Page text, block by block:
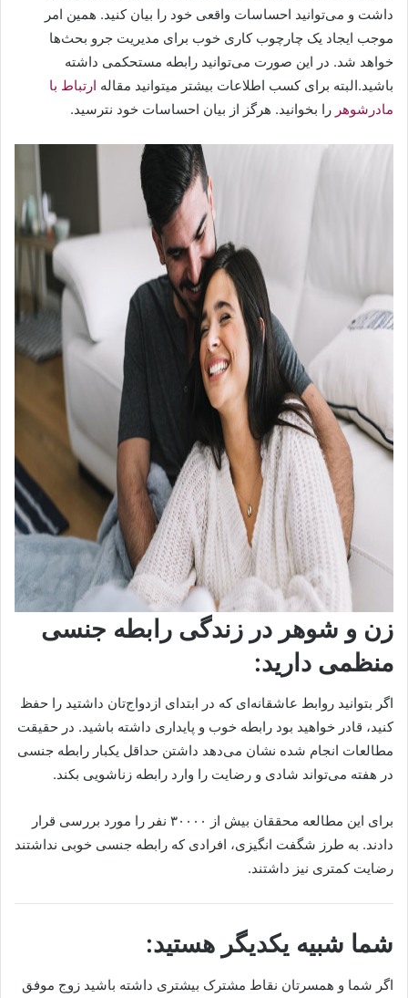
داشت و می‌توانید احساسات واقعی خود را بیان کنید. همین امر
موجب ایجاد یک چارچوب کاری خوب برای مدیریت جرو بحث‌ها
خواهد شد. در این صورت می‌توانید رابطه مستحکمی داشته
باشید.البته برای کسب اطلاعات بیشتر میتوانید مقاله ارتباط با
مادرشوهر را بخوانید. هرگز از بیان احساسات خود نترسید.
زن و شوهر در زندگی رابطه جنسی
منظمی دارید:
اگر بتوانید روابط عاشقانه‌ای که در ابتدای ازدواج‌تان داشتید را حفظ
کنید، قادر خواهید بود رابطه خوب و پایداری داشته باشید. در حقیقت
مطالعات انجام شده نشان می‌دهد داشتن حداقل یکبار رابطه جنسی
در هفته می‌تواند شادی و رضایت را وارد رابطه زناشویی بکند.
برای این مطالعه محققان بیش از ۳۰۰۰۰ نفر را مورد بررسی قرار
دادند. به طرز شگفت انگیزی، افرادی که رابطه جنسی خوبی نداشتند
رضایت کمتری نیز داشتند.
شما شبیه یکدیگر هستید:
اگر شما و همسرتان نقاط مشترک بیشتری داشته باشید زوج موفق